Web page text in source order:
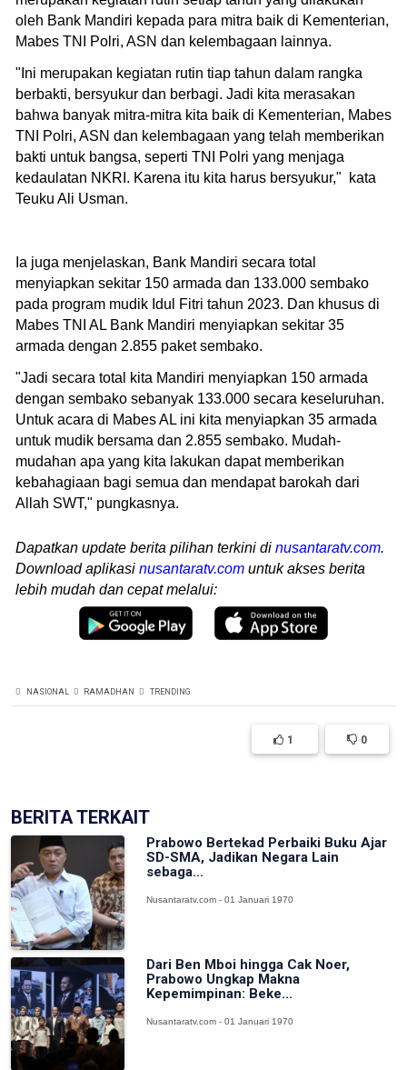
oleh Bank Mandiri kepada para mitra baik di Kementerian,
Mabes TNI Polri, ASN dan kelembagaan lainnya.
"Ini merupakan kegiatan rutin tiap tahun dalam rangka
berbakti, bersyukur dan berbagi. Jadi kita merasakan
bahwa banyak mitra-mitra kita baik di Kementerian, Mabes
TNI Polri, ASN dan kelembagaan yang telah memberikan
bakti untuk bangsa, seperti TNI Polri yang menjaga
kedaulatan NKRI. Karena itu kita harus bersyukur," kata
Teuku Ali Usman.
Ia juga menjelaskan, Bank Mandiri secara total
menyiapkan sekitar 150 armada dan 133.000 sembako
pada program mudik Idul Fitri tahun 2023. Dan khusus di
Mabes TNI AL Bank Mandiri menyiapkan sekitar 35
armada dengan 2.855 paket sembako.
"Jadi secara total kita Mandiri menyiapkan 150 armada
dengan sembako sebanyak 133.000 secara keseluruhan.
Untuk acara di Mabes AL ini kita menyiapkan 35 armada
untuk mudik bersama dan 2.855 sembako. Mudah-
mudahan apa yang kita lakukan dapat memberikan
kebahagiaan bagi semua dan mendapat barokah dari
Allah SWT," pungkasnya.
Dapatkan update berita pilihan terkini di nusantaratv.com.
Download aplikasi nusantaratv.com untuk akses berita
lebih mudah dan cepat melalui:
NASIONAL RAMADHAN TRENDING
1 0
BERITA TERKAIT
Prabowo Bertekad Perbaiki Buku Ajar
SD-SMA, Jadikan Negara Lain
sebaga...
Nusantaratv.com - 01 Januari 1970
Dari Ben Mboi hingga Cak Noer,
Prabowo Ungkap Makna
Kepemimpinan: Beke...
Nusantaratv.com - 01 Januari 1970